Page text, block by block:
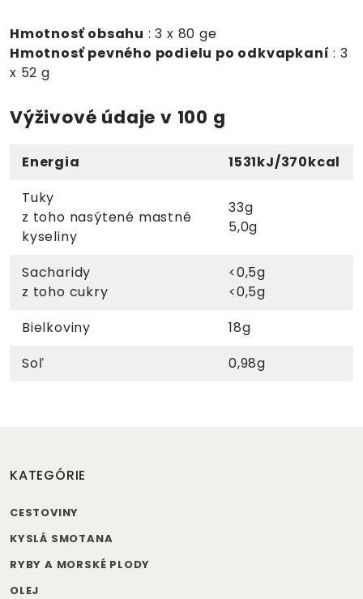
Hmotnosť obsahu : 3 x 80 ge
Hmotnosť pevného podielu po odkvapkaní : 3
x 52 g
Výživové údaje v 100 g
Energia
1531kJ/370kcal
Tuky
z toho nasýtené mastné
kyseliny
33g
5,0g
Sacharidy
z toho cukry
<0,5g
<0,5g
Bielkoviny
18g
Soľ
0,98g
KATEGÓRIE
CESTOVINY
KYSLÁ SMOTANA
RYBY A MORSKÉ PLODY
OLEJ